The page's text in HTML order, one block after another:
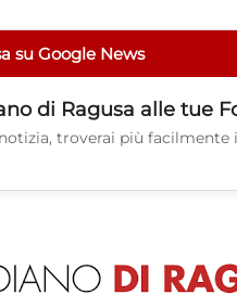
su Google News
di Ragusa alle tue
troverai più